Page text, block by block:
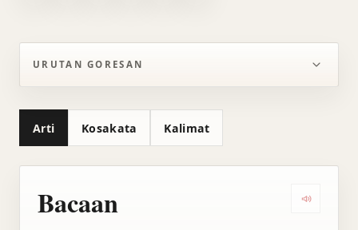
URUTAN GORESAN
Arti Kosakata Kalimat
Bacaan